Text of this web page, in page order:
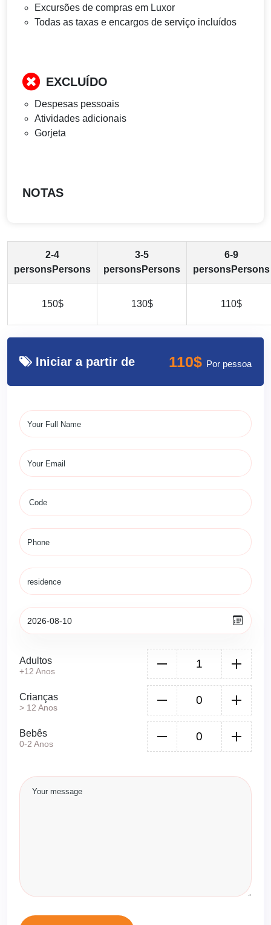
Excursões de compras em Luxor
Todas as taxas e encargos de serviço incluídos
EXCLUÍDO
Despesas pessoais
Atividades adicionais
Gorjeta
NOTAS
2-4
personsPersons
3-5
personsPersons
6-9
personsPersons
150$ 130$ 110$
Iniciar a partir de 110$ Por pessoa
Adultos
+12 Anos
Crianças
> 12 Anos
Bebês
0-2 Anos